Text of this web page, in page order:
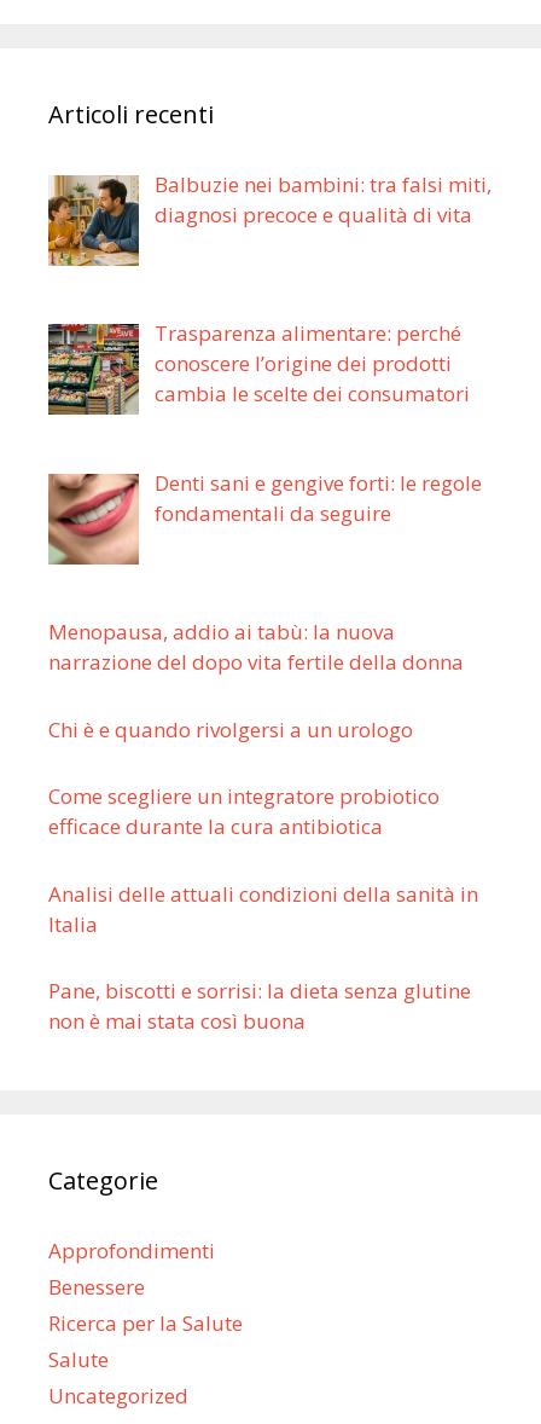
Articoli recenti
Balbuzie nei bambini: tra falsi miti,
diagnosi precoce e qualità di vita
Trasparenza alimentare: perché
conoscere l’origine dei prodotti
cambia le scelte dei consumatori
Denti sani e gengive forti: le regole
fondamentali da seguire
Menopausa, addio ai tabù: la nuova
narrazione del dopo vita fertile della donna
Chi è e quando rivolgersi a un urologo
Come scegliere un integratore probiotico
efficace durante la cura antibiotica
Analisi delle attuali condizioni della sanità in
Italia
Pane, biscotti e sorrisi: la dieta senza glutine
non è mai stata così buona
Categorie
Approfondimenti
Benessere
Ricerca per la Salute
Salute
Uncategorized